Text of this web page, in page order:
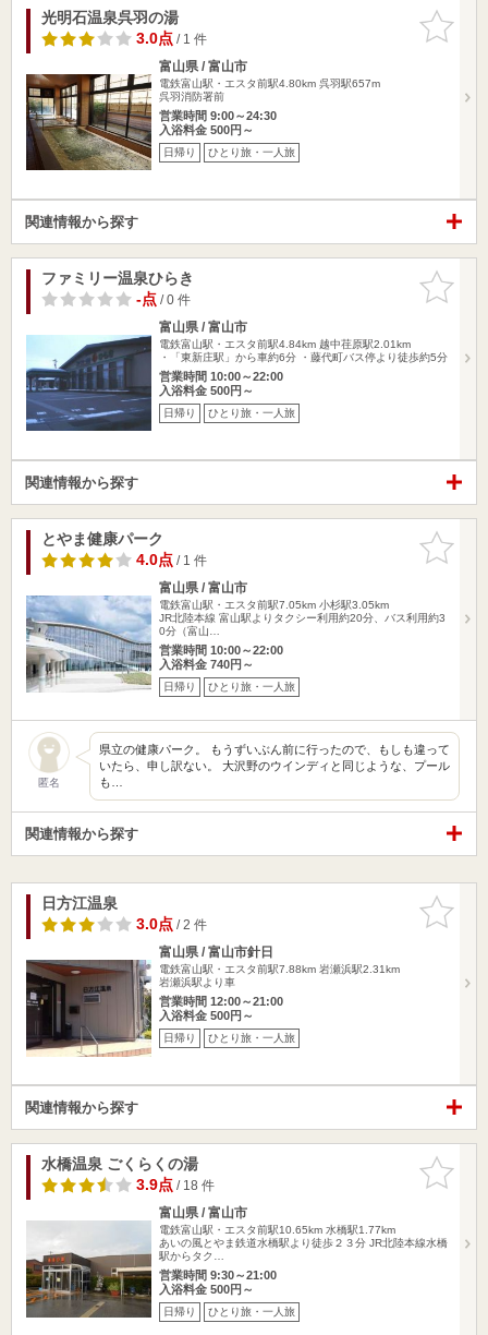
お気に入
りに追加
光明石温泉呉羽の湯
3.0点/ 1 件
富山県 / 富山市
電鉄富山駅・エスタ前駅4.80km 呉羽駅657m
呉羽消防署前
営業時間 9:00～24:30
入浴料金 500円～
日帰り ひとり旅・一人旅
関連情報から探す
お気に入
りに追加
ファミリー温泉ひらき
-点/ 0 件
富山県 / 富山市
電鉄富山駅・エスタ前駅4.84km 越中荏原駅2.01km
・「東新庄駅」から車約6分 ・藤代町バス停より徒歩約5分
営業時間 10:00～22:00
入浴料金 500円～
日帰り ひとり旅・一人旅
関連情報から探す
お気に入
りに追加
とやま健康パーク
4.0点/ 1 件
富山県 / 富山市
電鉄富山駅・エスタ前駅7.05km 小杉駅3.05km
JR北陸本線 富山駅よりタクシー利用約20分、バス利用約3
0分（富山…
営業時間 10:00～22:00
入浴料金 740円～
日帰り ひとり旅・一人旅
匿名
県立の健康パーク。 もうずいぶん前に行ったので、もしも違って
いたら、申し訳ない。 大沢野のウインディと同じような、プール
も…
関連情報から探す
お気に入
りに追加
日方江温泉
3.0点/ 2 件
富山県 / 富山市針日
電鉄富山駅・エスタ前駅7.88km 岩瀬浜駅2.31km
岩瀬浜駅より車
営業時間 12:00～21:00
入浴料金 500円～
日帰り ひとり旅・一人旅
関連情報から探す
お気に入
りに追加
水橋温泉 ごくらくの湯
3.9点/ 18 件
富山県 / 富山市
電鉄富山駅・エスタ前駅10.65km 水橋駅1.77km
あいの風とやま鉄道水橋駅より徒歩２３分 JR北陸本線水橋
駅からタク…
営業時間 9:30～21:00
入浴料金 500円～
日帰り ひとり旅・一人旅